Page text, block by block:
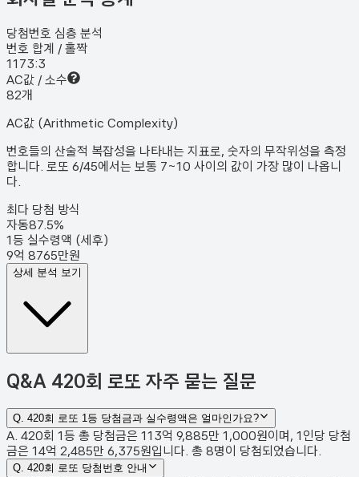
당첨번호 심층 분석
번호 합계 / 홀짝
1173:3
AC값 / 소수
82개
AC값 (Arithmetic Complexity)
번호들의 산술적 복잡성을 나타내는 지표로, 숫자의 무작위성을 측정
합니다. 로또 6/45에서는 보통 7~10 사이의 값이 가장 많이 나옵니
다.
최다 당첨 방식
자동87.5%
1등 실수령액 (세후)
9억 8765만원
상세 분석 보기
Q&A 420회 로또 자주 묻는 질문
Q. 420회 로또 1등 당첨금과 실수령액은 얼마인가요?
A. 420회 1등 총 당첨금은 113억 9,885만 1,000원이며, 1인당 당첨
금은 14억 2,485만 6,375원입니다. 총 8명이 당첨되었습니다.
Q. 420회 로또 당첨번호 안내